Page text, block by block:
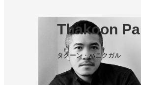
Thakoon
タクーン・パニクガル